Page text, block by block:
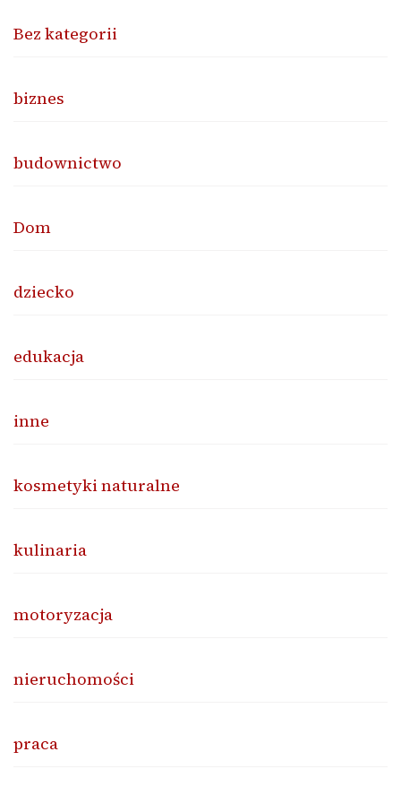
Bez kategorii
biznes
budownictwo
Dom
dziecko
edukacja
inne
kosmetyki naturalne
kulinaria
motoryzacja
nieruchomości
praca